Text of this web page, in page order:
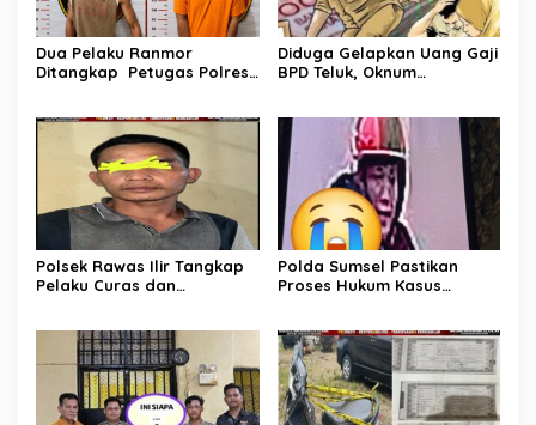
Dua Pelaku Ranmor
Ditangkap Petugas Polres
Diduga Gelapkan Uang Gaji
BPD Teluk, Oknum
Polsek Rawas Ilir Tangkap
Pelaku Curas dan
Polda Sumsel Pastikan
Proses Hukum Kasus
Persidangan